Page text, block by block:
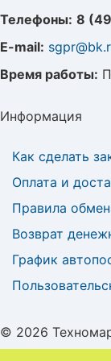
Телефоны: 8
E-mail:
Время работы:
Информация
Как сделать
Оплата и
Правила
Возврат
График
© 2026